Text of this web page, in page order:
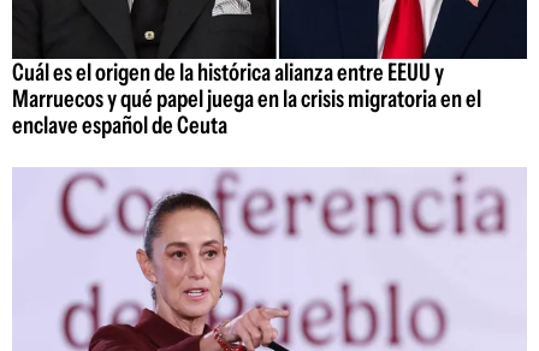
Cuál es el origen de la histórica alianza entre EEUU y
Marruecos y qué papel juega en la crisis migratoria en el
enclave español de Ceuta